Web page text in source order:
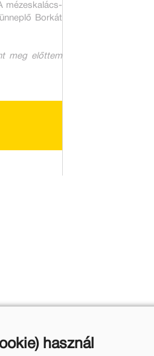
mézeskalács-
Borkát
meg előttem
művei
használ